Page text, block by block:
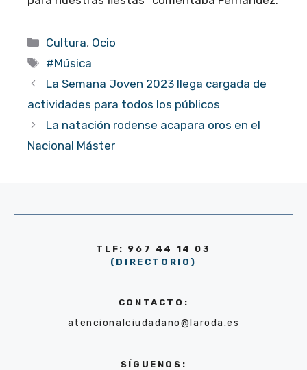
Categorías
Cultura, Ocio
Etiquetas
#Música
La Semana Joven 2023 llega cargada de
actividades para todos los públicos
La natación rodense acapara oros en el
Nacional Máster
TLF: 967 44 14 03
(DIRECTORIO)
CONTACTO:
atencionalciudadano@laroda.es
SÍGUENOS: